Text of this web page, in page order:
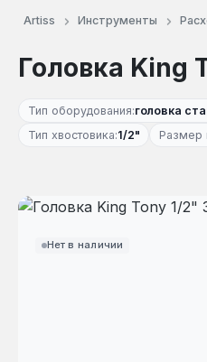
Artiss Инструменты
Головка King
Тип оборудования:головка
Тип хвостовика:1/2" Размер
Нет в наличии
Пропустить галерею